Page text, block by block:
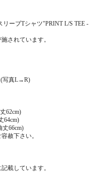
ーブTシャツ"PRINT L/S TEE -
されています。
(写真L→R)
62cm)
64cm)
丈66cm)
赦下さい。
載しています。